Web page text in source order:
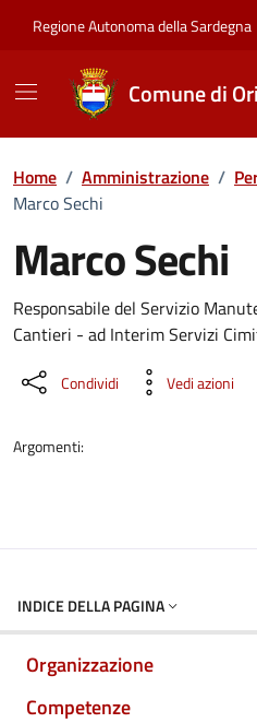
Regione Autonoma della Sardegna
Comune di
Home / Amministrazione /
Marco Sechi
Marco Sechi
Dettaglio della
Responsabile del Servizio
Cantieri - ad Interim Servizi
Condividi Vedi azioni
Argomenti:
INDICE DELLA PAGINA
Organizzazione
Competenze